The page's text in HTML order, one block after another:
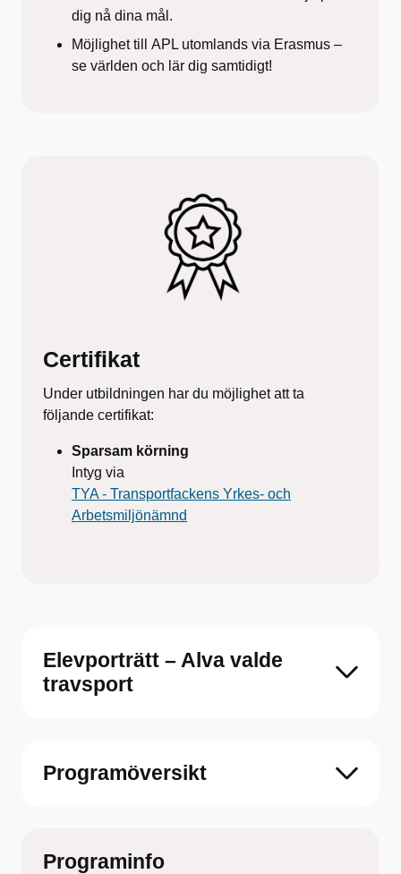
dig nå dina mål.
Möjlighet till APL utomlands via Erasmus –
se världen och lär dig samtidigt!
Certifikat
Under utbildningen har du möjlighet att ta
följande certifikat:
Sparsam körning
Intyg via
TYA - Transportfackens Yrkes- och
Arbetsmiljönämnd
Elevporträtt – Alva valde
travsport
Programöversikt
Programinfo